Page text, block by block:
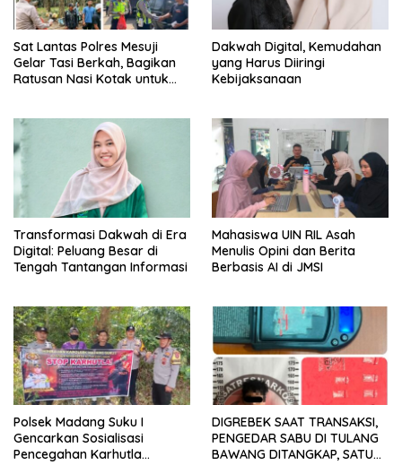
Sat Lantas Polres Mesuji
Gelar Tasi Berkah, Bagikan
Ratusan Nasi Kotak untuk
Dakwah Digital, Kemudahan
yang Harus Diiringi
Kebijaksanaan
Transformasi Dakwah di Era
Digital: Peluang Besar di
Tengah Tantangan Informasi
Mahasiswa UIN RIL Asah
Menulis Opini dan Berita
Berbasis AI di JMSI
Polsek Madang Suku I
Gencarkan Sosialisasi
Pencegahan Karhutla
DIGREBEK SAAT TRANSAKSI,
PENGEDAR SABU DI TULANG
BAWANG DITANGKAP, SATU